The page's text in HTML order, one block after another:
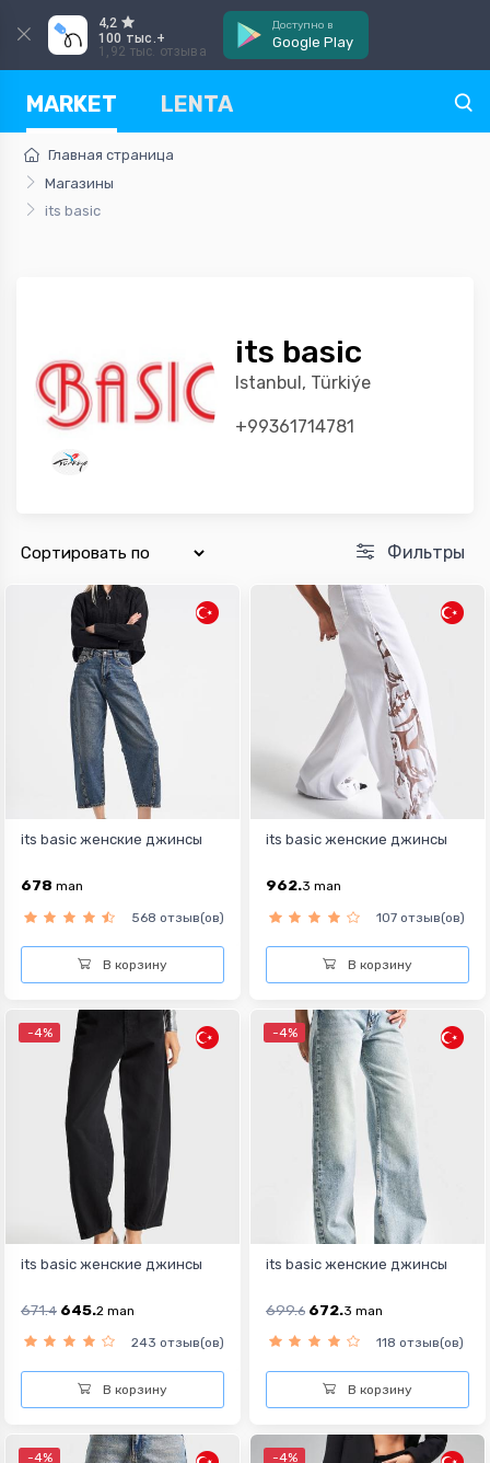
4,2
100 тыс.+
1,92 тыс. отзыва
Доступно в
Google Play
MARKET LENTA
Главная страница
Магазины
its basic
its basic
Istanbul, Türkiýe
+99361714781
Фильтры
its basic женские джинсы
678 man
568 отзыв(ов)
В корзину
its basic женские джинсы
962.3 man
107 отзыв(ов)
В корзину
-4%
its basic женские джинсы
671.4 645.2 man
243 отзыв(ов)
В корзину
-4%
its basic женские джинсы
699.6 672.3 man
118 отзыв(ов)
В корзину
-4% -4%